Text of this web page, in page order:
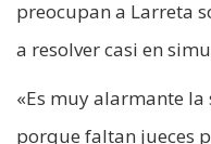
preocupan a Larreta
a resolver casi en
«Es muy alarmante
porque faltan jueces